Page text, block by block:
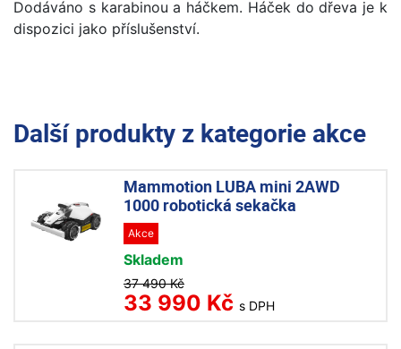
Dodáváno s karabinou a háčkem. Háček do dřeva je k
dispozici jako příslušenství.
Další produkty z kategorie akce
Mammotion LUBA mini 2AWD
1000 robotická sekačka
Akce
Skladem
37 490 Kč
33 990 Kč s DPH